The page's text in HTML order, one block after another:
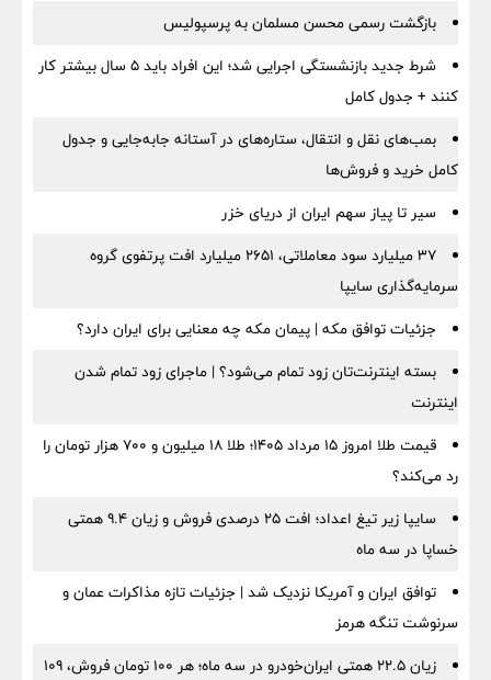
بازگشت رسمی محسن مسلمان به پرسپولیس
شرط جدید بازنشستگی اجرایی شد؛ این افراد باید ۵ سال بیشتر کار
کنند + جدول کامل
بمب‌های نقل و انتقال، ستاره‌های در آستانه جابه‌جایی و جدول
کامل خرید و فروش‌ها
سیر تا پیاز سهم ایران از دریای خزر
۳۷ میلیارد سود معاملاتی، ۲۶۵۱ میلیارد افت پرتفوی گروه
سرمایه‌گذاری سایپا
جزئیات توافق مکه | پیمان مکه چه معنایی برای ایران دارد؟
بسته اینترنت‌تان زود تمام می‌شود؟ | ماجرای زود تمام شدن
اینترنت
قیمت طلا امروز ۱۵ مرداد ۱۴۰۵؛ طلا ۱۸ میلیون و ۷۰۰ هزار تومان را
رد می‌کند؟
سایپا زیر تیغ اعداد؛ افت ۲۵ درصدی فروش و زیان ۹.۴ همتی
خساپا در سه ماه
توافق ایران و آمریکا نزدیک شد | جزئیات تازه مذاکرات عمان و
سرنوشت تنگه هرمز
زیان ۲۲.۵ همتی ایران‌خودرو در سه ماه؛ هر ۱۰۰ تومان فروش، ۱۰۹